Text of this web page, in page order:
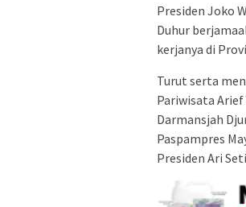
Presiden Joko
Duhur
kerjanya di
Turut serta
Pariwisata
Darmansjah
Paspampres
Presiden Ari